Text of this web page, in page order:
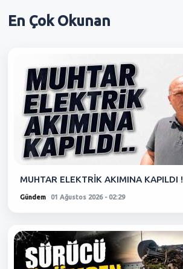
En ÇokOkunan
MUHTAR ELEKTRİK AKIMINA KAPILDI !
Gündem 01 Ağustos 2026 - 02:29